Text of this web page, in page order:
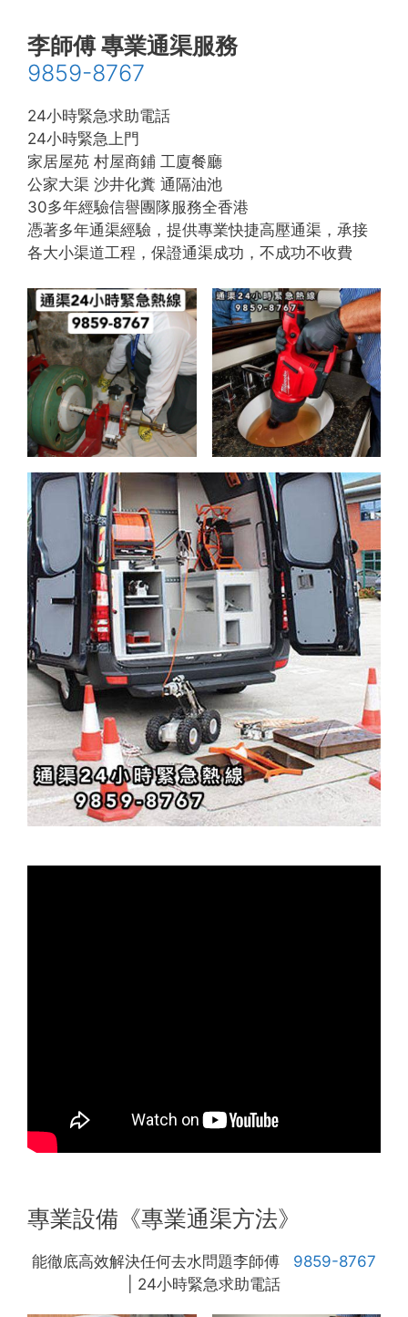
李師傅 專業通渠服務
9859-8767
24小時緊急求助電話
24小時緊急上門
家居屋苑 村屋商鋪 工廈餐廳
公家大渠 沙井化糞 通隔油池
30多年經驗信譽團隊服務全香港
憑著多年通渠經驗，提供專業快捷高壓通渠，承接
各大小渠道工程，保證通渠成功，不成功不收費
專業設備《專業通渠方法》
能徹底高效解決任何去水問題李師傅
9859-8767
| 24小時緊急求助電話